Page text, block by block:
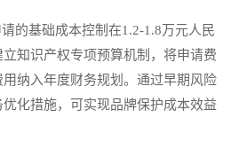
基础成本控制在1.2-1.8万元人民
知识产权专项预算机制，将申请费
纳入年度财务规划。通过早期风险
化措施，可实现品牌保护成本效益